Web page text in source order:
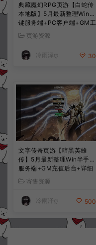
典藏魔幻RPG页游【白蛇传
本地版】5月最新整理Win一
键服务端+PC客户端+GM工
具+详细搭建教程
页游资源
冷雨泽ღ 30
文字传奇页游【暗黑英雄
传】5月最新整理Win半手工
服务端+GM充值后台+详细
搭建教程
寄售资源
冷雨泽ღ 500